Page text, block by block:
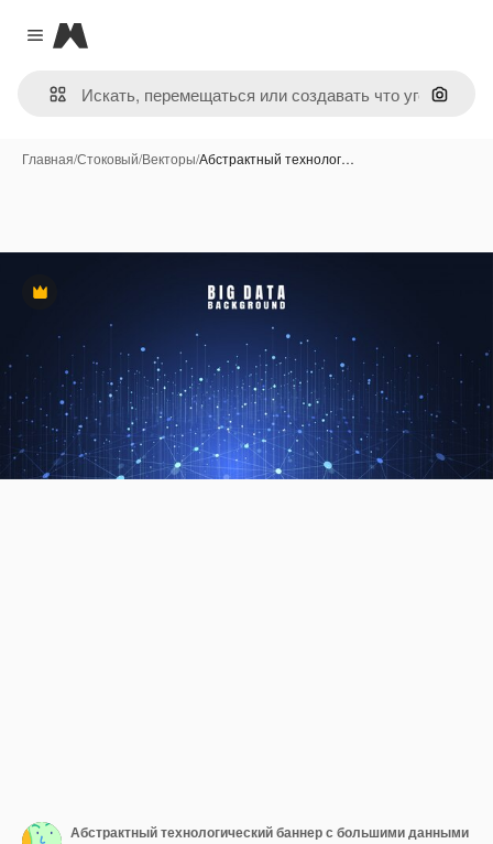
Close menu
Magnific
Поиск
Главная/Стоковый/Векторы/Абстрактный технолог…
Премиум
Абстрактный технологический баннер с большими данными